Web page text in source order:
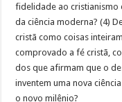
fidelidade ao cristianismo
da ciência moderna? (4)
cristã como coisas
comprovado a fé cristã,
dos que afirmam que o
inventem uma nova
o novo milênio?